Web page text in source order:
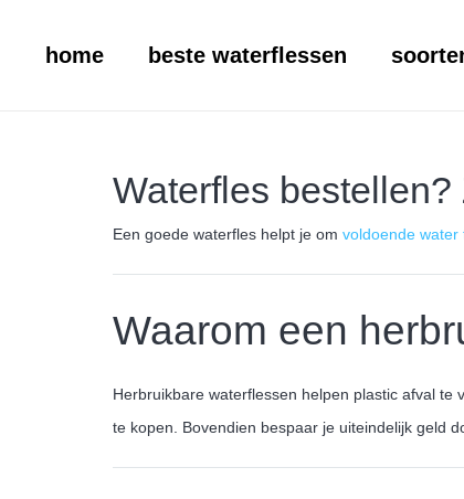
home beste waterflessen
Waterfles
Een goede waterfles helpt je om voldoende water
Waarom een
Herbruikbare waterflessen helpen plastic afval
te kopen. Bovendien bespaar je uiteindelijk geld